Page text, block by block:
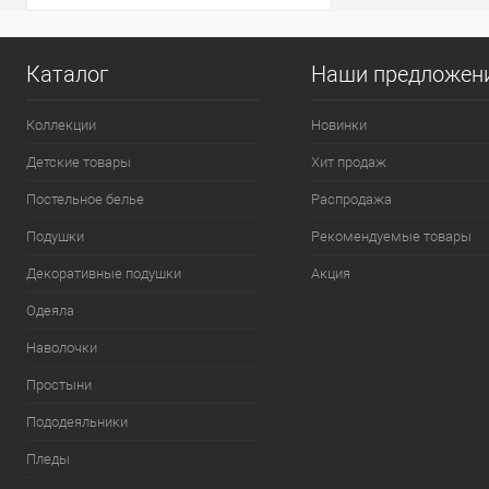
пушистой долгие годы.
Каталог
Коллекции
Детские товары
Постельное белье
Подушки
Декоративные подушки
Одеяла
Наволочки
Простыни
Пододеяльники
Пледы
Наши
Новинки
Хит продаж
Распродажа
Рекомендуемые товары
Акция